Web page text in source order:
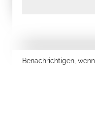
Benachrichtigen,